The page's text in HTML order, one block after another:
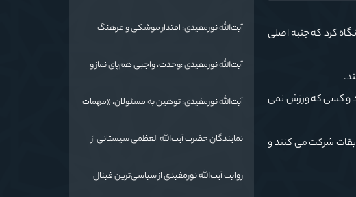
کرد که جنبه اصلی
و کسی که ورزش نمی
شرکت می کنند و
تهمت به مسئولان حد شرعی دارد
آیت‌الله نورمفیدی: اقتدار موشکی و فرهنگ
تا ضرورت روایتگری جهانی
آیت‌الله نورمفیدی :وحدت، واجبی هم‌پای نماز و
آیت‌الله نورمفیدی: توهین به مسئولان، «مهمات
به جای جنگ است
نمایندگان حضرت آیت‌الله العظمی سیستانی از
کردند
روایت آیت‌الله نورمفیدی از سیاسی‌ترین فینال